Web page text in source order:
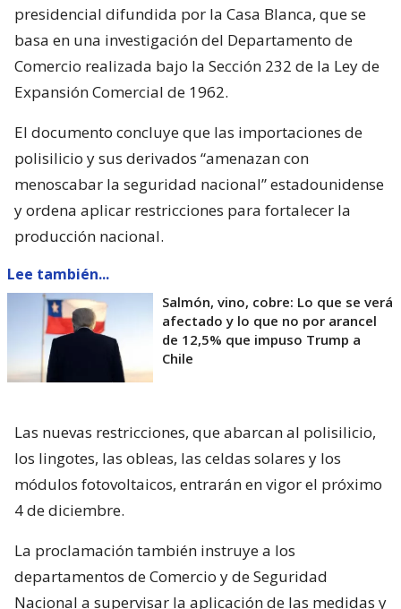
presidencial difundida por la Casa Blanca, que se
basa en una investigación del Departamento de
Comercio realizada bajo la Sección 232 de la Ley de
Expansión Comercial de 1962.
El documento concluye que las importaciones de
polisilicio y sus derivados “amenazan con
menoscabar la seguridad nacional” estadounidense
y ordena aplicar restricciones para fortalecer la
producción nacional.
Lee también...
Salmón, vino, cobre: Lo que se verá
afectado y lo que no por arancel
de 12,5% que impuso Trump a
Chile
Las nuevas restricciones, que abarcan al polisilicio,
los lingotes, las obleas, las celdas solares y los
módulos fotovoltaicos, entrarán en vigor el próximo
4 de diciembre.
La proclamación también instruye a los
departamentos de Comercio y de Seguridad
Nacional a supervisar la aplicación de las medidas y